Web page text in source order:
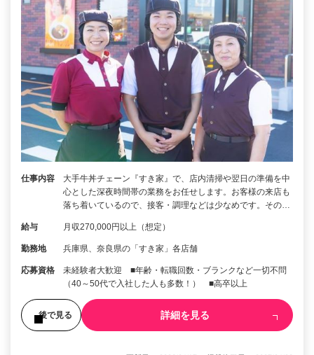
仕事内容
大手牛丼チェーン『すき家』で、店内清掃や翌日の準備を中
心とした深夜時間帯の業務をお任せします。お客様の来店も
落ち着いているので、接客・調理などは少なめです。その…
給与 月収270,000円以上（想定）
勤務地 兵庫県、奈良県の「すき家」各店舗
応募資格
未経験者大歓迎 ■年齢・転職回数・ブランクなど一切不問
（40～50代で入社した人も多数！） ■高卒以上
後で見る 詳細を見る